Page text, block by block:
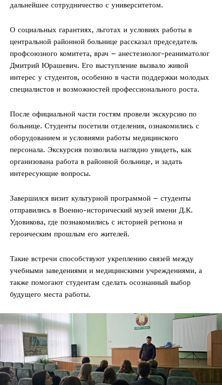
дальнейшее сотрудничество с университетом.
О социальных гарантиях, льготах и условиях работы в
центральной районной больнице рассказал председатель
профсоюзного комитета, врач – анестезиолог-реаниматолог
Дмитрий Юрашевич. Его выступление вызвало живой
интерес у студентов, особенно в части поддержки молодых
специалистов и возможностей профессионального роста.
После официальной части гостям провели экскурсию по
больнице. Студенты посетили отделения, ознакомились с
оборудованием и условиями работы медицинского
персонала. Экскурсия позволила наглядно увидеть, как
организована работа в районной больнице, и задать
интересующие вопросы.
Завершился визит культурной программой – студенты
отправились в Военно-исторический музей имени Д.К.
Удовикова, где познакомились с историей региона и
героическим прошлым его жителей.
Такие встречи способствуют укреплению связей между
учебными заведениями и медицинскими учреждениями, а
также помогают студентам сделать осознанный выбор
будущего места работы.